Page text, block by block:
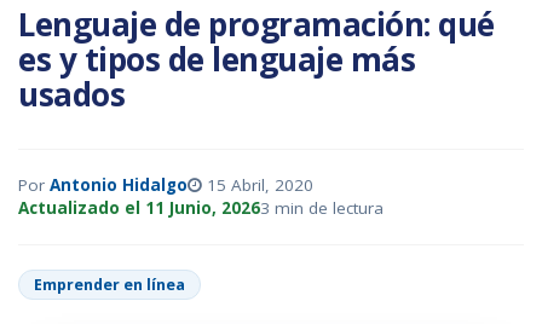
Lenguaje de programación: qué
es y tipos de lenguaje más
usados
Por Antonio Hidalgo
15 Abril, 2020
Actualizado el 11 Junio, 20263 min de lectura
Emprender en línea